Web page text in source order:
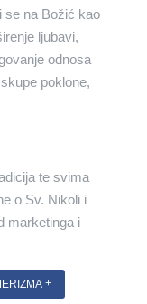
se na Božić kao
ljubavi,
odnosa
poklone,
te svima
o Sv. Nikoli i
marketinga i